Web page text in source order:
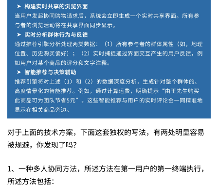
能
让
维
权
变
对于上面的技术方案，下面这套独权的写法，有两处明显容易
被规避，你发现了吗？
1、一种多人协同方法，所述方法在第一用户的第一终端执行，
所述方法包括：